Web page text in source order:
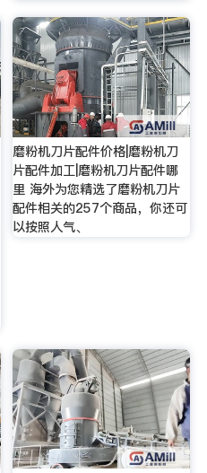
磨粉机刀片配件价格|磨粉机刀
片配件加工|磨粉机刀片配件哪
里 海外为您精选了磨粉机刀片
配件相关的257个商品，你还可
以按照人气、